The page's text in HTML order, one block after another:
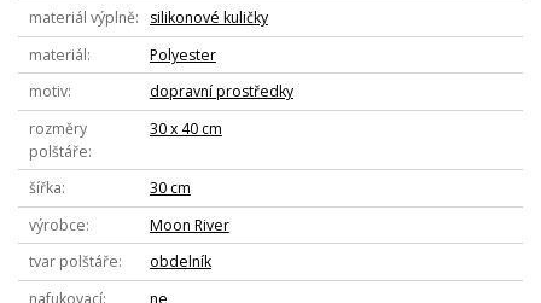
materiál výplně
silikonové kuličky
materiál
Polyester
motiv
dopravní prostředky
rozměry
polštáře
30 x 40 cm
šířka
30 cm
výrobce
Moon River
tvar polštáře
obdelník
nafukovací
ne